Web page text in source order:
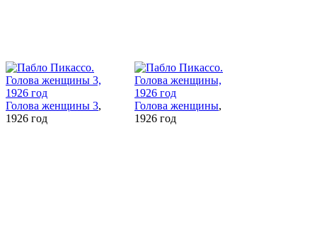
Голова женщины 3,
1926 год
Голова женщины,
1926 год